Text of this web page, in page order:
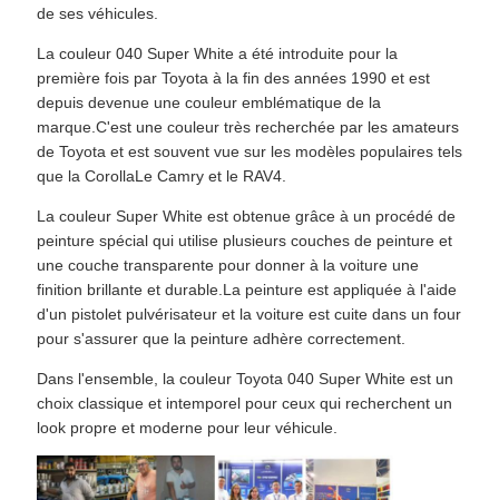
de ses véhicules.
La couleur 040 Super White a été introduite pour la
première fois par Toyota à la fin des années 1990 et est
depuis devenue une couleur emblématique de la
marque.C'est une couleur très recherchée par les amateurs
de Toyota et est souvent vue sur les modèles populaires tels
que la CorollaLe Camry et le RAV4.
La couleur Super White est obtenue grâce à un procédé de
peinture spécial qui utilise plusieurs couches de peinture et
une couche transparente pour donner à la voiture une
finition brillante et durable.La peinture est appliquée à l'aide
d'un pistolet pulvérisateur et la voiture est cuite dans un four
pour s'assurer que la peinture adhère correctement.
Dans l'ensemble, la couleur Toyota 040 Super White est un
choix classique et intemporel pour ceux qui recherchent un
look propre et moderne pour leur véhicule.